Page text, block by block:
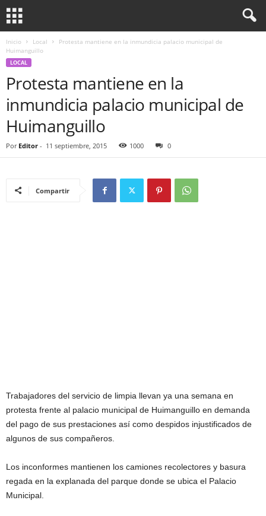
Inicio Local
Protesta mantiene en la inmundicia palacio municipal de
Huimanguillo
LOCAL
Protesta mantiene en la
inmundicia palacio municipal de
Huimanguillo
Por Editor - 11 septiembre, 2015 1000 0
Compartir
Trabajadores del servicio de limpia llevan ya una semana en
protesta frente al palacio municipal de Huimanguillo en demanda
del pago de sus prestaciones así como despidos injustificados de
algunos de sus compañeros.
Los inconformes mantienen los camiones recolectores y basura
regada en la explanada del parque donde se ubica el Palacio
Municipal.